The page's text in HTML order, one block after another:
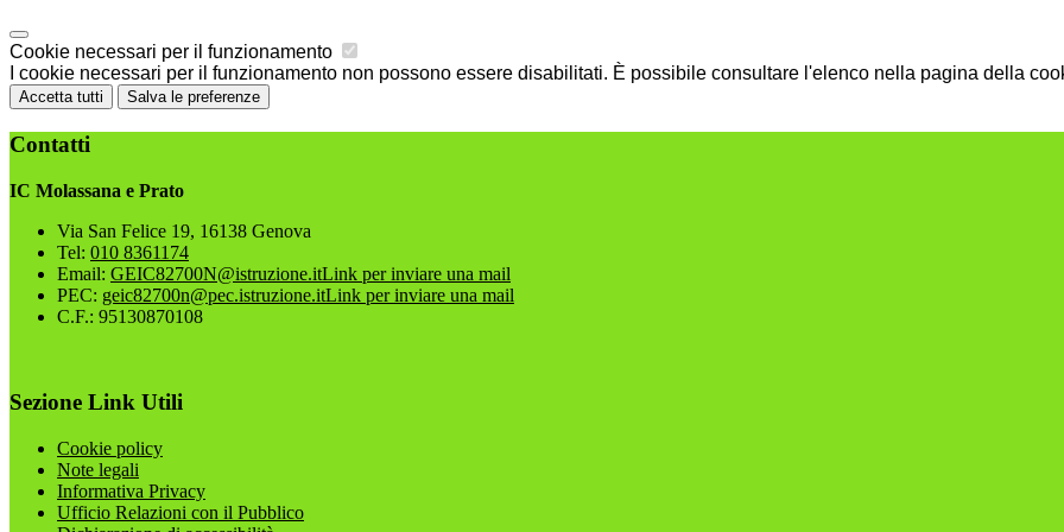
Cookie necessari per il funzionamento
I cookie necessari per il funzionamento non possono essere disabilitati. È possibile consultare l'elenco nella pagina della
Accetta tutti Salva le preferenze
Contatti
IC Molassana e Prato
Via San Felice 19, 16138 Genova
Tel: 010 8361174
Email: GEIC82700N@istruzione.itLink per inviare una mail
PEC: geic82700n@pec.istruzione.itLink per inviare una mail
C.F.: 95130870108
Sezione Link Utili
Cookie policy
Note legali
Informativa Privacy
Ufficio Relazioni con il Pubblico